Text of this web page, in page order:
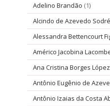
Adelino Brandão (1)
Alcindo de Azevedo Sodré
Alessandra Bettencourt
Américo Jacobina
Ana Cristina Borges
Antônio Eugênio de
Antônio Izaias da Costa